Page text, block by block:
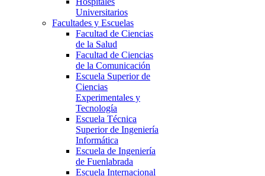
Universitarios
Facultades y Escuelas
Facultad de Ciencias
de la Salud
Facultad de Ciencias
de la Comunicación
Escuela Superior de
Ciencias
Experimentales y
Tecnología
Escuela Técnica
Superior de Ingeniería
Informática
Escuela de Ingeniería
de Fuenlabrada
Escuela Internacional